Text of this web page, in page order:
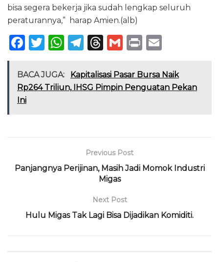
bisa segera bekerja jika sudah lengkap seluruh
peraturannya,” harap Amien.(alb)
F
c
e
b
T
it
te
W
a
ts
T
e
g
T
re
a
G
ai
l
P
n
t
ai
l
BACA JUGA:
Kapitalisasi Pasar Bursa Naik
Rp264 Triliun, IHSG Pimpin Penguatan Pekan
Ini
Previous Post
Panjangnya Perijinan, Masih Jadi Momok Industri
Migas
Next Post
Hulu Migas Tak Lagi Bisa Dijadikan Komiditi.